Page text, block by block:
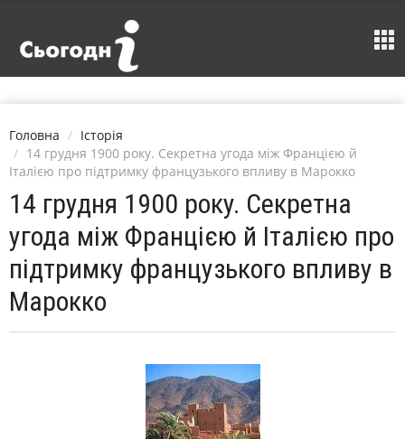
Головна
Історія
14 грудня 1900 року. Секретна угода між Францією й
Італією про підтримку французького впливу в Марокко
14 грудня 1900 року. Секретна
угода між Францією й Італією про
підтримку французького впливу в
Марокко